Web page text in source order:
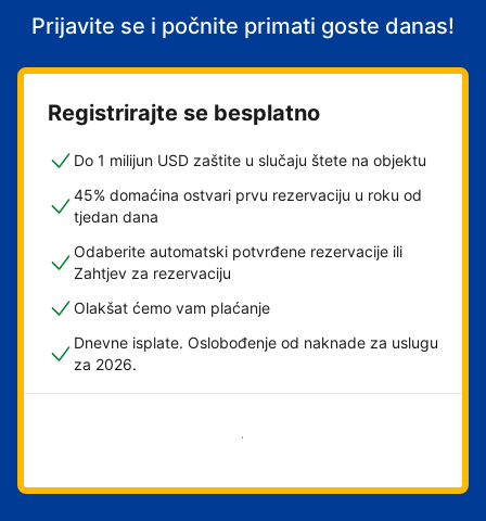
Prijavite se i počnite primati goste danas!
Registrirajte se besplatno
Do 1 milijun USD zaštite u slučaju štete na objektu
45% domaćina ostvari prvu rezervaciju u roku od
tjedan dana
Odaberite automatski potvrđene rezervacije ili
Zahtjev za rezervaciju
Olakšat ćemo vam plaćanje
Dnevne isplate. Oslobođenje od naknade za uslugu
za 2026.
Započni odmah